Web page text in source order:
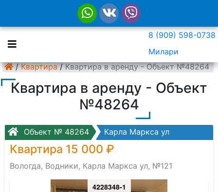
8 (909) 598-0738
Милари
/ Квартира / Квартира в аренду - Объект №48264
Квартира в аренду - Объект
№48264
Объект № 48264 Карла Маркса ул
Квартира 15 000 ₽
Вологда, Водники, Карла Маркса ул, №121
4228348-1